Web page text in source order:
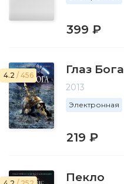
399 ₽
4.2 / 456 Глаз Бога
2013
Электронная
219 ₽
Пекло